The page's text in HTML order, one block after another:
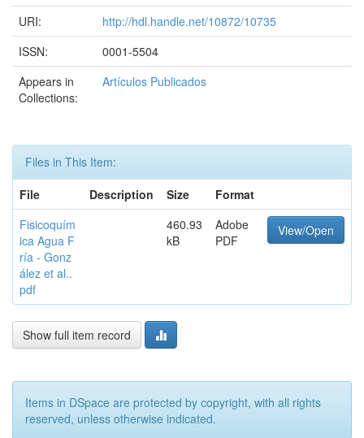
URI:
http://hdl.handle.net/10872/10735
ISSN:
0001-5504
Appears in
Collections:
Artículos Publicados
Files in This Item:
File
Description Size
Format
Fisicoquím
ica Agua F
ría - Gonz
ález et al..
pdf
460.93
kB
Adobe
PDF
View/Open
Show full item record
Items in DSpace are protected by copyright, with all rights
reserved, unless otherwise indicated.